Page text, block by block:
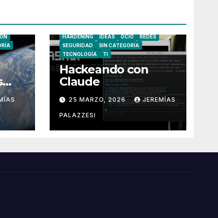
HARDENING
IDEAS OCIO
REDES
SEGURIDAD
SIN CATEGORÍA
TECNOLOGÍA
TI
Hackeando con
Claude
25 MARZO, 2026 JEREMÍAS
PALAZZESI